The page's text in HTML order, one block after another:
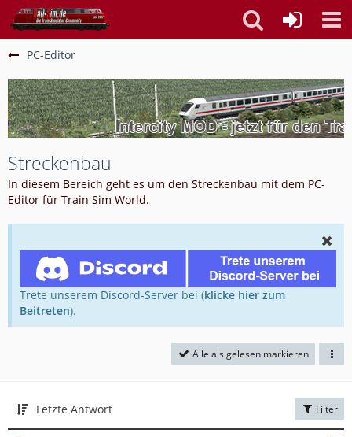
PC-Editor
Streckenbau
In diesem Bereich geht es um den Streckenbau mit dem PC-
Editor für Train Sim World.
Trete unserem Discord-Server bei (klicke hier zum
Beitreten).
Alle als gelesen markieren
Letzte Antwort Filter